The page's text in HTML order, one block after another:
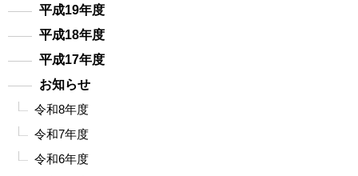
平成19年度
平成18年度
平成17年度
お知らせ
令和8年度
令和7年度
令和6年度